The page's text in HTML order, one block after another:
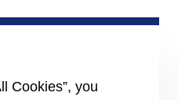
Cookies”, you